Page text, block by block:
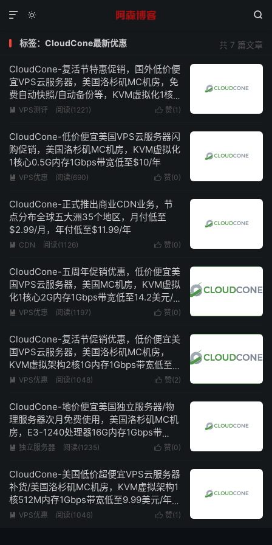
 

共 7 篇文章
标签：CloudCone最新优惠
CloudCone-复活节特惠促销，国外低价便
宜VPS云服务器，美国洛杉矶MC机房，免
费自动快照/自动备份等，KVM虚拟化1核
心1G内存1Gbps带宽低至$15/年
 赞(1 )
 VPS测评 阅读(1221)
CloudCone-低价便宜美国VPS云服务器闪
购促销，美国洛杉矶MC机房，KVM虚拟化
1核心0.5G内存1Gbps带宽低至$10/年
 赞(0)
 VPS优惠 阅读(690)
CloudCone-正式推出商业CDN业务，节
点分布全球五大洲35个地区，月付低至
$2.99/月，年付低至$11.99/年
 赞(0)
 CDN 阅读(1126)
CloudCone-五周年促销优惠，低价便宜美
国VPS云服务器，美国MC机房，KVM虚拟
化1核心2G内存1Gbps带宽低至14.2美元/
年
 赞(0)
 VPS优惠 阅读(1197)
CloudCone-复活节促销优惠，低价便宜美
国VPS云服务器，美国洛杉矶MC机房，
KVM虚拟架构2核1G内存1Gbps带宽低至
14美元/年
 赞(2)
 VPS优惠 阅读(1048)
CloudCone-地价便宜美国独立服务器/物
理服务器次月免费使用，美国洛杉矶MC机
房，E3-1240处理器16G内存1Gbps带
宽/100Mbps带宽不限流量仅需68美元/月
 赞(0)
 独立服务器 阅读(1235)
CloudCone-美国低价超便宜VPS云服务器
补货/美国洛杉矶MC机房，KVM虚拟架构1
核512M内存1Gbps带宽低至9.99美元/年，
支持按小时计费
 赞(1 )
 VPS优惠 阅读(1046)